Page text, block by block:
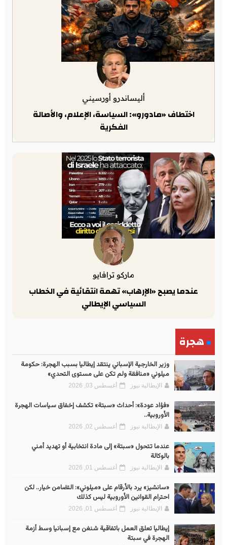
أليساندرو أورسيني
اختطاف «مادورو»: السياسة، الإعلام، والأصالة
الفكرية
ماركو ترافايو
عندما يصبح «الإرهاب» تهمة انتقائية في الخطاب
السياسي الإيطالي
هجرة
وزير الخارجية الإسباني ينتقد إيطاليا بسبب الهجرة: حكومة
ميلوني «منافقة ولم تكن على مستوى التحدي»
الإيطالية نيوز أغسطس 03, 2026
«فؤاد عودة»: أحداث «سبتة» تكشف إخفاق سياسات الهجرة
الأوروبية..
الإيطالية نيوز أغسطس 02, 2026
عندما تتحول «سبتة» إلى مادة انتخابية أو تهديد أمني
بالوكالة
الإيطالية نيوز أغسطس 01, 2026
«سانشيز» يرد بالأرقام على «ميلوني»: التضامن خيار.. لكن
احترام القوانين الأوروبية ليس كذلك
الإيطالية نيوز أغسطس 01, 2026
إيطاليا تعلق العمل باتفاقية شنغن مع إسبانيا وسط أزمة
الهجرة في سبتة